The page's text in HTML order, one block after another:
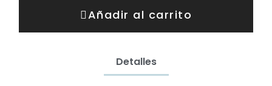
Añadir al carrito
Detalles